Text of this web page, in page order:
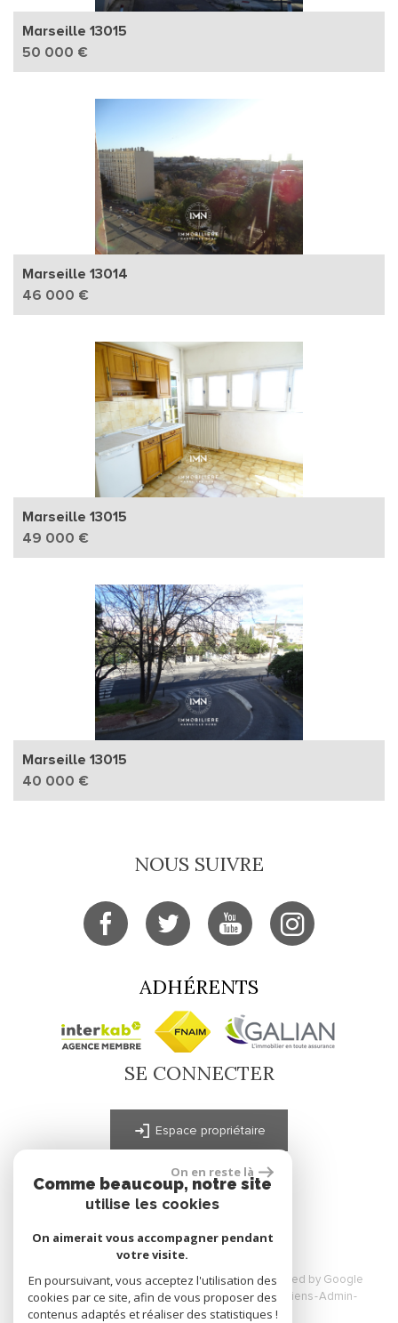
Marseille 13015
50 000 €
Marseille 13014
46 000 €
Marseille 13015
49 000 €
Marseille 13015
40 000 €
NOUS SUIVRE
ADHÉRENTS
SE CONNECTER
Espace propriétaire
site réalisé par
© 2026 | Tous droits réservés | Traduction powered by Google
Plan du site
Mentions légales Nos honoraires Liens Admin
Toutes nos annonces
On en reste là
Comme beaucoup, notre site
utilise les cookies
On aimerait vous accompagner pendant
votre visite.
En poursuivant, vous acceptez l'utilisation des
cookies par ce site, afin de vous proposer des
contenus adaptés et réaliser des statistiques !